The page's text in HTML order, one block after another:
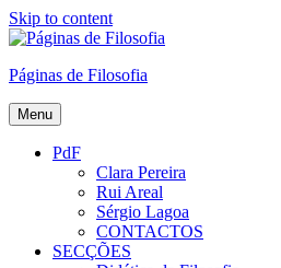
Skip to content
Páginas de Filosofia
Menu
PdF
Clara Pereira
Rui Areal
Sérgio Lagoa
CONTACTOS
SECÇÕES